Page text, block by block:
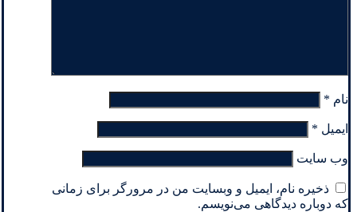
نام *
ایمیل *
وب‌ سایت
ذخیره نام، ایمیل و وبسایت من در مرورگر برای زمانی
که دوباره دیدگاهی می‌نویسم.